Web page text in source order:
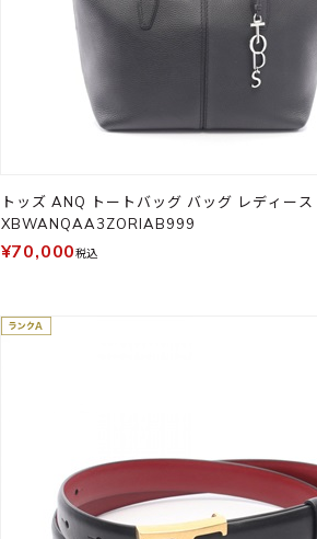
トッズ ANQ トートバッグ バッグ レディース
XBWANQAA3ZORIAB999
¥70,000税込